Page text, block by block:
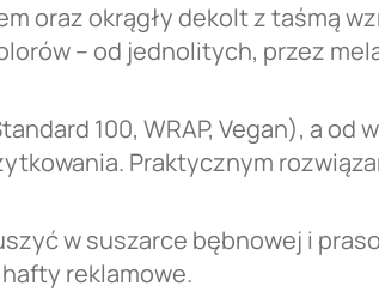
oraz okrągły dekolt z taśmą
– od jednolitych, przez
100, WRAP, Vegan), a od
Praktycznym
w suszarce bębnowej i
reklamowe.